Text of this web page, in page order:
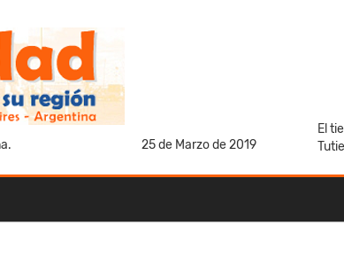
25 de Marzo de 2019
El